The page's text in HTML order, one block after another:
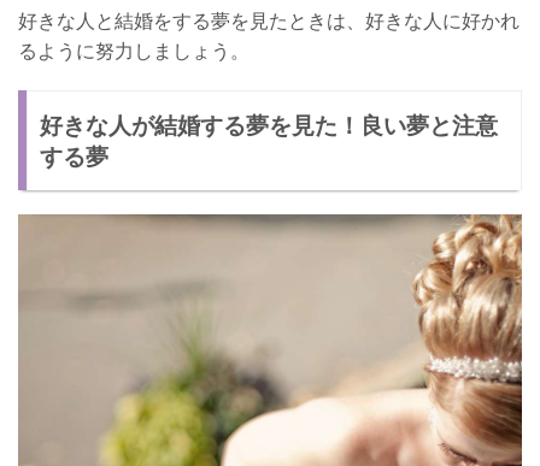
好きな人と結婚をする夢を見たときは、好きな人に好かれ
るように努力しましょう。
好きな人が結婚する夢を見た！良い夢と注意
する夢